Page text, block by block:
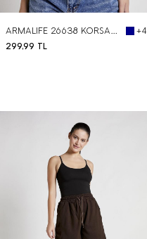
BEDEN SEÇ
ARMALIFE 26638 KORSAJ GÖRÜNÜMLÜ PENSLİ BİS YAKA KADIN T-SHIRT
+4
299,99 TL